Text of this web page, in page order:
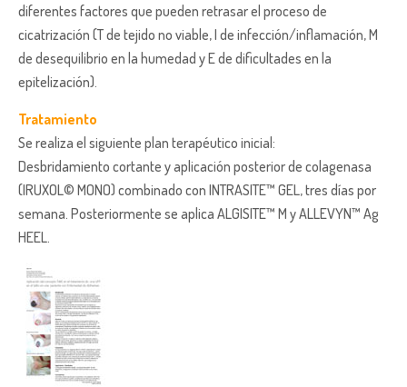
diferentes factores que pueden retrasar el proceso de
cicatrización (T de tejido no viable, I de infección/inflamación, M
de desequilibrio en la humedad y E de dificultades en la
epitelización).
Tratamiento
Se realiza el siguiente plan terapéutico inicial:
Desbridamiento cortante y aplicación posterior de colagenasa
(IRUXOL© MONO) combinado con INTRASITE™ GEL, tres días por
semana. Posteriormente se aplica ALGISITE™ M y ALLEVYN™ Ag
HEEL.